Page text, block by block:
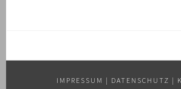
IMPRESSUM | DATENSCHUTZ |